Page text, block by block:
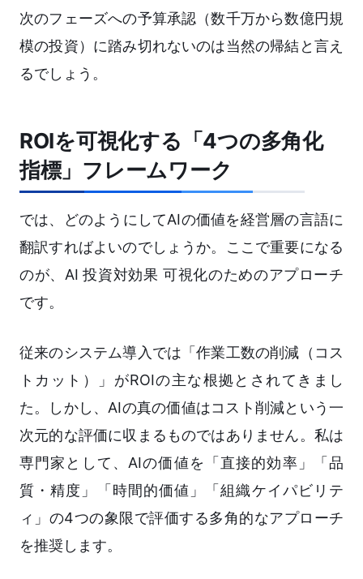
次のフェーズへの予算承認（数千万から数億円規
模の投資）に踏み切れないのは当然の帰結と言え
るでしょう。
ROIを可視化する「4つの多角化
指標」フレームワーク
では、どのようにしてAIの価値を経営層の言語に
翻訳すればよいのでしょうか。ここで重要になる
のが、AI 投資対効果 可視化のためのアプローチ
です。
従来のシステム導入では「作業工数の削減（コス
トカット）」がROIの主な根拠とされてきまし
た。しかし、AIの真の価値はコスト削減という一
次元的な評価に収まるものではありません。私は
専門家として、AIの価値を「直接的効率」「品
質・精度」「時間的価値」「組織ケイパビリテ
ィ」の4つの象限で評価する多角的なアプローチ
を推奨します。